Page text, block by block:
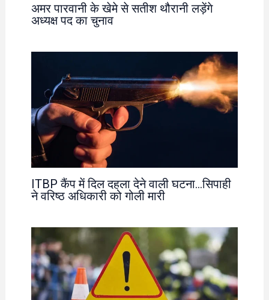
अमर पारवानी के खेमे से सतीश थौरानी लड़ेंगे
अध्यक्ष पद का चुनाव
ITBP कैंप में दिल दहला देने वाली घटना…सिपाही
ने वरिष्ठ अधिकारी को गोली मारी